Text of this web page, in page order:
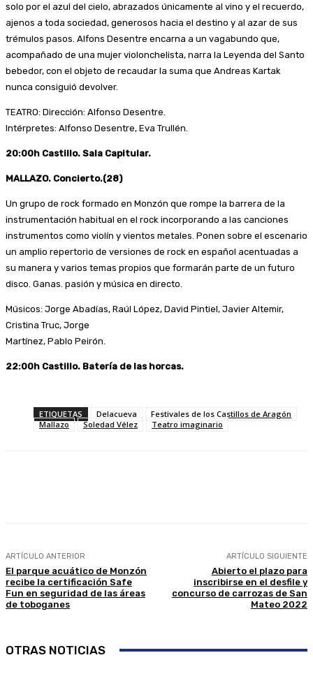
solo por el azul del cielo, abrazados únicamente al vino y el recuerdo,
ajenos a toda sociedad, generosos hacia el destino y al azar de sus
trémulos pasos. Alfons Desentre encarna a un vagabundo que,
acompañado de una mujer violonchelista, narra la Leyenda del Santo
bebedor, con el objeto de recaudar la suma que Andreas Kartak
nunca consiguió devolver.
TEATRO: Dirección: Alfonso Desentre.
Intérpretes: Alfonso Desentre, Eva Trullén.
20:00h Castillo. Sala Capitular.
MALLAZO. Concierto.(28)
Un grupo de rock formado en Monzón que rompe la barrera de la
instrumentación habitual en el rock incorporando a las canciones
instrumentos como violín y vientos metales. Ponen sobre el escenario
un amplio repertorio de versiones de rock en español acentuadas a
su manera y varios temas propios que formarán parte de un futuro
disco. Ganas. pasión y música en directo.
Músicos: Jorge Abadías, Raúl López, David Pintiel, Javier Altemir,
Cristina Truc, Jorge
Martínez, Pablo Peirón.
22:00h Castillo. Batería de las horcas.
ETIQUETAS Delacueva
Festivales de los Castillos de Aragón
Mallazo
Soledad Vélez Teatro imaginario
ARTÍCULO ANTERIOR
El parque acuático de Monzón
recibe la certificación Safe
Fun en seguridad de las áreas
de toboganes
ARTÍCULO SIGUIENTE
Abierto el plazo para
inscribirse en el desfile y
concurso de carrozas de San
Mateo 2022
OTRAS NOTICIAS